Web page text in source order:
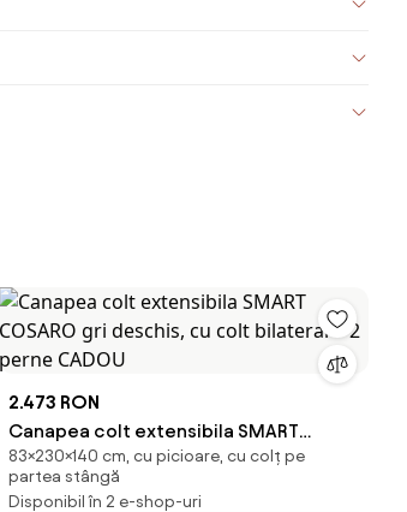
2.473 RON
Canapea colt extensibila SMART
COSARO gri deschis, cu colt bilateral +
2 perne CADOU
83×230×140 cm, cu picioare, cu colț pe
partea stângă
Disponibil în 2 e-shop-uri